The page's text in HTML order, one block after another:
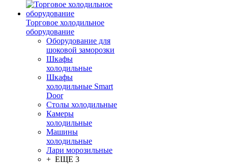
Торговое холодильное
оборудование
Оборудование для
шоковой заморозки
Шкафы
холодильные
Шкафы
холодильные Smart
Door
Столы холодильные
Камеры
холодильные
Машины
холодильные
Лари морозильные
+ ЕЩЕ 3